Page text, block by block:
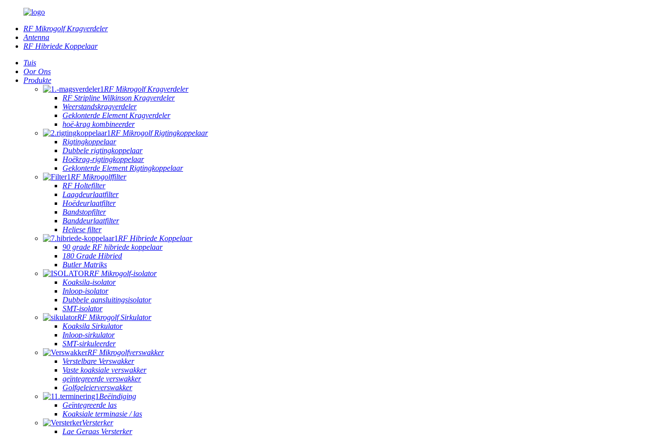
RF Mikrogolf Kragverdeler
Antenna
RF Hibriede Koppelaar
Tuis
Oor Ons
Produkte
RF Mikrogolf Kragverdeler
RF Stripline Wilkinson Kragverdeler
Weerstandskragverdeler
Geklonterde Element Kragverdeler
hoë-krag kombineerder
RF Mikrogolf Rigtingkoppelaar
Rigtingkoppelaar
Dubbele rigtingkoppelaar
Hoëkrag-rigtingkoppelaar
Geklonterde Element Rigtingkoppelaar
RF Mikrogolffilter
RF Holtefilter
Laagdeurlaatfilter
Hoëdeurlaatfilter
Bandstopfilter
Banddeurlaatfilter
Heliese filter
RF Hibriede Koppelaar
90 grade RF hibriede koppelaar
180 Grade Hibried
Butler Matriks
RF Mikrogolf-isolator
Koaksila-isolator
Inloop-isolator
Dubbele aansluitingsisolator
SMT-isolator
RF Mikrogolf Sirkulator
Koaksila Sirkulator
Inloop-sirkulator
SMT-sirkuleerder
RF Mikrogolfverswakker
Verstelbare Verswakker
Vaste koaksiale verswakker
geïntegreerde verswakker
Golfgeleierverswakker
Beëindiging
Geïntegreerde las
Koaksiale terminasie / las
Versterker
Lae Geraas Versterker